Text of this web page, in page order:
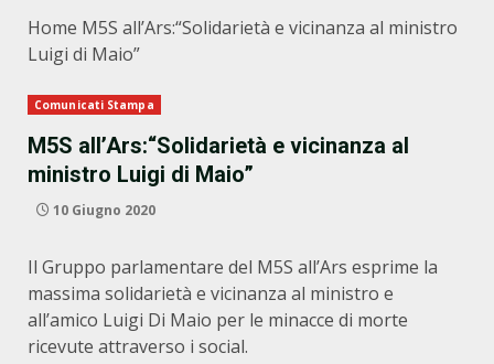
Home M5S all’Ars:“Solidarietà e vicinanza al ministro
Luigi di Maio”
Comunicati Stampa
M5S all’Ars:“Solidarietà e vicinanza al
ministro Luigi di Maio”
10 Giugno 2020
Il Gruppo parlamentare del M5S all’Ars esprime la
massima solidarietà e vicinanza al ministro e
all’amico Luigi Di Maio per le minacce di morte
ricevute attraverso i social.